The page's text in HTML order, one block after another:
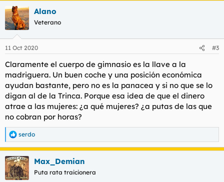
Alano
Veterano
11 Oct 2020 #3
Claramente el cuerpo de gimnasio es la llave a la
madriguera. Un buen coche y una posición económica
ayudan bastante, pero no es la panacea y si no que se lo
digan al de la Trinca. Porque esa idea de que el dinero
atrae a las mujeres: ¿a qué mujeres? ¿a putas de las que
no cobran por horas?
R
e
a
c
c
i
serdo
Max_Demian
Puta rata traicionera